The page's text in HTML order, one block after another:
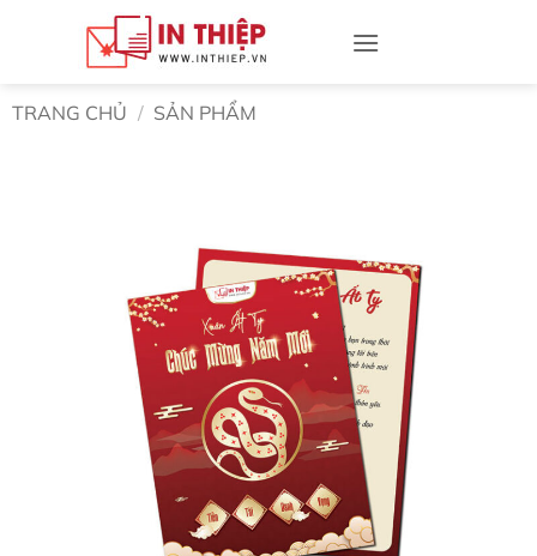
dung
TRANG CHỦ / SẢN PHẨM